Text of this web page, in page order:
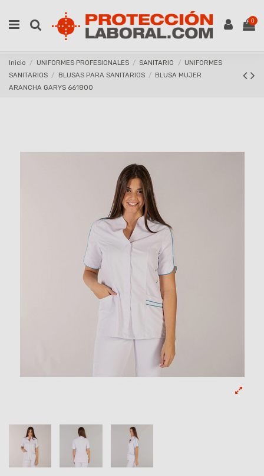
0
Inicio UNIFORMES PROFESIONALES SANITARIO
UNIFORMES
SANITARIOS
BLUSAS PARA SANITARIOS
BLUSA MUJER
ARANCHA GARYS 661800